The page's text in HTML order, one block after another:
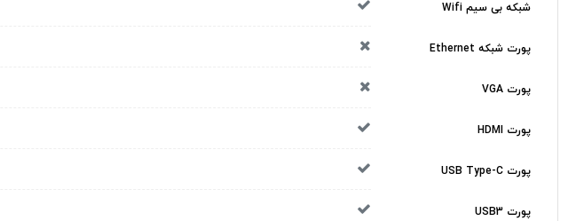
شبکه بی سیم Wifi
پورت شبکه Ethernet
پورت VGA
پورت HDMI
پورت USB Type-C
پورت USB3